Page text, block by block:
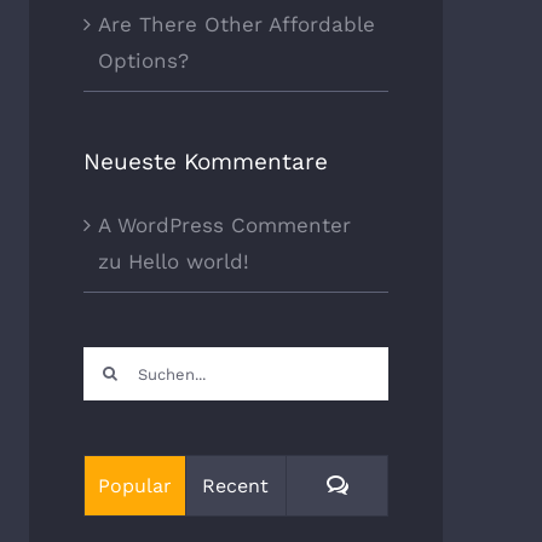
Are There Other Affordable
Options?
Neueste Kommentare
A WordPress Commenter
zu Hello world!
Suche
nach:
Popular Recent Kommentare